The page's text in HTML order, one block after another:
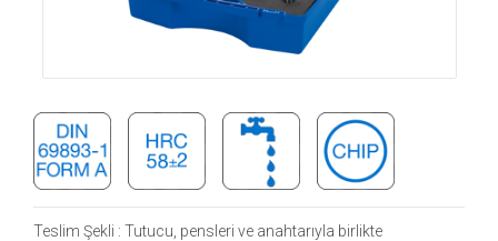
Teslim Şekli : Tutucu, pensleri ve anahtarıyla birlikte